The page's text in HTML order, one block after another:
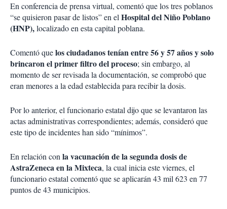
En conferencia de prensa virtual, comentó que los tres poblanos
“se quisieron pasar de listos” en elHospital del Niño Poblano
(HNP),localizado en esta capital poblana.
Comentó quelos ciudadanos tenían entre 56 y 57 años y solo
brincaron el primer filtro del proceso; sin embargo, al
momento de ser revisada la documentación, se comprobó que
eran menores a la edad establecida para recibir la dosis.
Por lo anterior, el funcionario estatal dijo que se levantaron las
actas administrativas correspondientes; además, consideró que
este tipo de incidentes han sido “mínimos”.
En relación conla vacunación de la segunda dosis de
AstraZeneca en la Mixteca, la cual inicia este viernes, el
funcionario estatal comentó que se aplicarán 43 mil 623 en 77
puntos de 43 municipios.